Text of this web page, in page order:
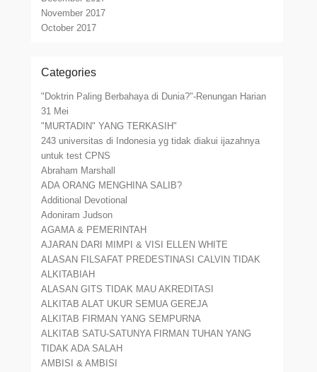
November 2017
October 2017
Categories
"Doktrin Paling Berbahaya di Dunia?"-Renungan Harian
31 Mei
"MURTADIN" YANG TERKASIH"
243 universitas di Indonesia yg tidak diakui ijazahnya
untuk test CPNS
Abraham Marshall
ADA ORANG MENGHINA SALIB?
Additional Devotional
Adoniram Judson
AGAMA & PEMERINTAH
AJARAN DARI MIMPI & VISI ELLEN WHITE
ALASAN FILSAFAT PREDESTINASI CALVIN TIDAK
ALKITABIAH
ALASAN GITS TIDAK MAU AKREDITASI
ALKITAB ALAT UKUR SEMUA GEREJA
ALKITAB FIRMAN YANG SEMPURNA
ALKITAB SATU-SATUNYA FIRMAN TUHAN YANG
TIDAK ADA SALAH
AMBISI & AMBISI